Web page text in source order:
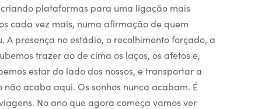
plataformas para uma ligação mais
cada vez mais, numa afirmação de quem
A presença no estádio, o recolhimento forçado, a
trazer ao de cima os laços, os afetos e,
estar do lado dos nossos, e transportar a
não acaba aqui. Os sonhos nunca acabam. É
No ano que agora começa vamos ver